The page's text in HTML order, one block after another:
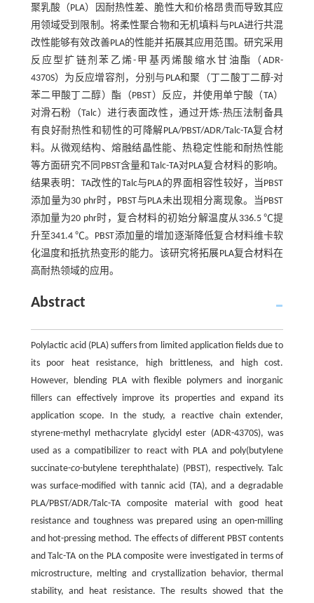
聚乳酸（PLA）因耐热性差、脆性大和价格昂贵而导致其应
用领域受到限制。将柔性聚合物和无机填料与PLA进行共混
改性能够有效改善PLA的性能并拓展其应用范围。研究采用
反应型扩链剂苯乙烯-甲基丙烯酸缩水甘油酯（ADR-
4370S）为反应增容剂，分别与PLA和聚（丁二酸丁二醇-对
苯二甲酸丁二醇）酯（PBST）反应，并使用单宁酸（TA）
对滑石粉（Talc）进行表面改性，通过开炼-热压法制备具
有良好耐热性和韧性的可降解PLA/PBST/ADR/Talc-TA复合材
料。从微观结构、熔融结晶性能、热稳定性能和耐热性能
等方面研究不同PBST含量和Talc-TA对PLA复合材料的影响。
结果表明：TA改性的Talc与PLA的界面相容性较好，当PBST
添加量为30 phr时，PBST与PLA未出现相分离现象。当PBST
添加量为20 phr时，复合材料的初始分解温度从336.5 ℃提
升至341.4 ℃。PBST添加量的增加逐渐降低复合材料维卡软
化温度和抵抗热变形的能力。该研究将拓展PLA复合材料在
高耐热领域的应用。
Abstract
Polylactic acid (PLA) suffers from limited application fields due to
its poor heat resistance, high brittleness, and high cost.
However, blending PLA with flexible polymers and inorganic
fillers can effectively improve its properties and expand its
application scope. In the study, a reactive chain extender,
styrene-methyl methacrylate glycidyl ester (ADR-4370S), was
used as a compatibilizer to react with PLA and poly(butylene
succinate-co-butylene terephthalate) (PBST), respectively. Talc
was surface-modified with tannic acid (TA), and a degradable
PLA/PBST/ADR/Talc-TA composite material with good heat
resistance and toughness was prepared using an open-milling
and hot-pressing method. The effects of different PBST contents
and Talc-TA on the PLA composite were investigated in terms of
microstructure, melting and crystallization behavior, thermal
stability, and heat resistance. The results showed that the